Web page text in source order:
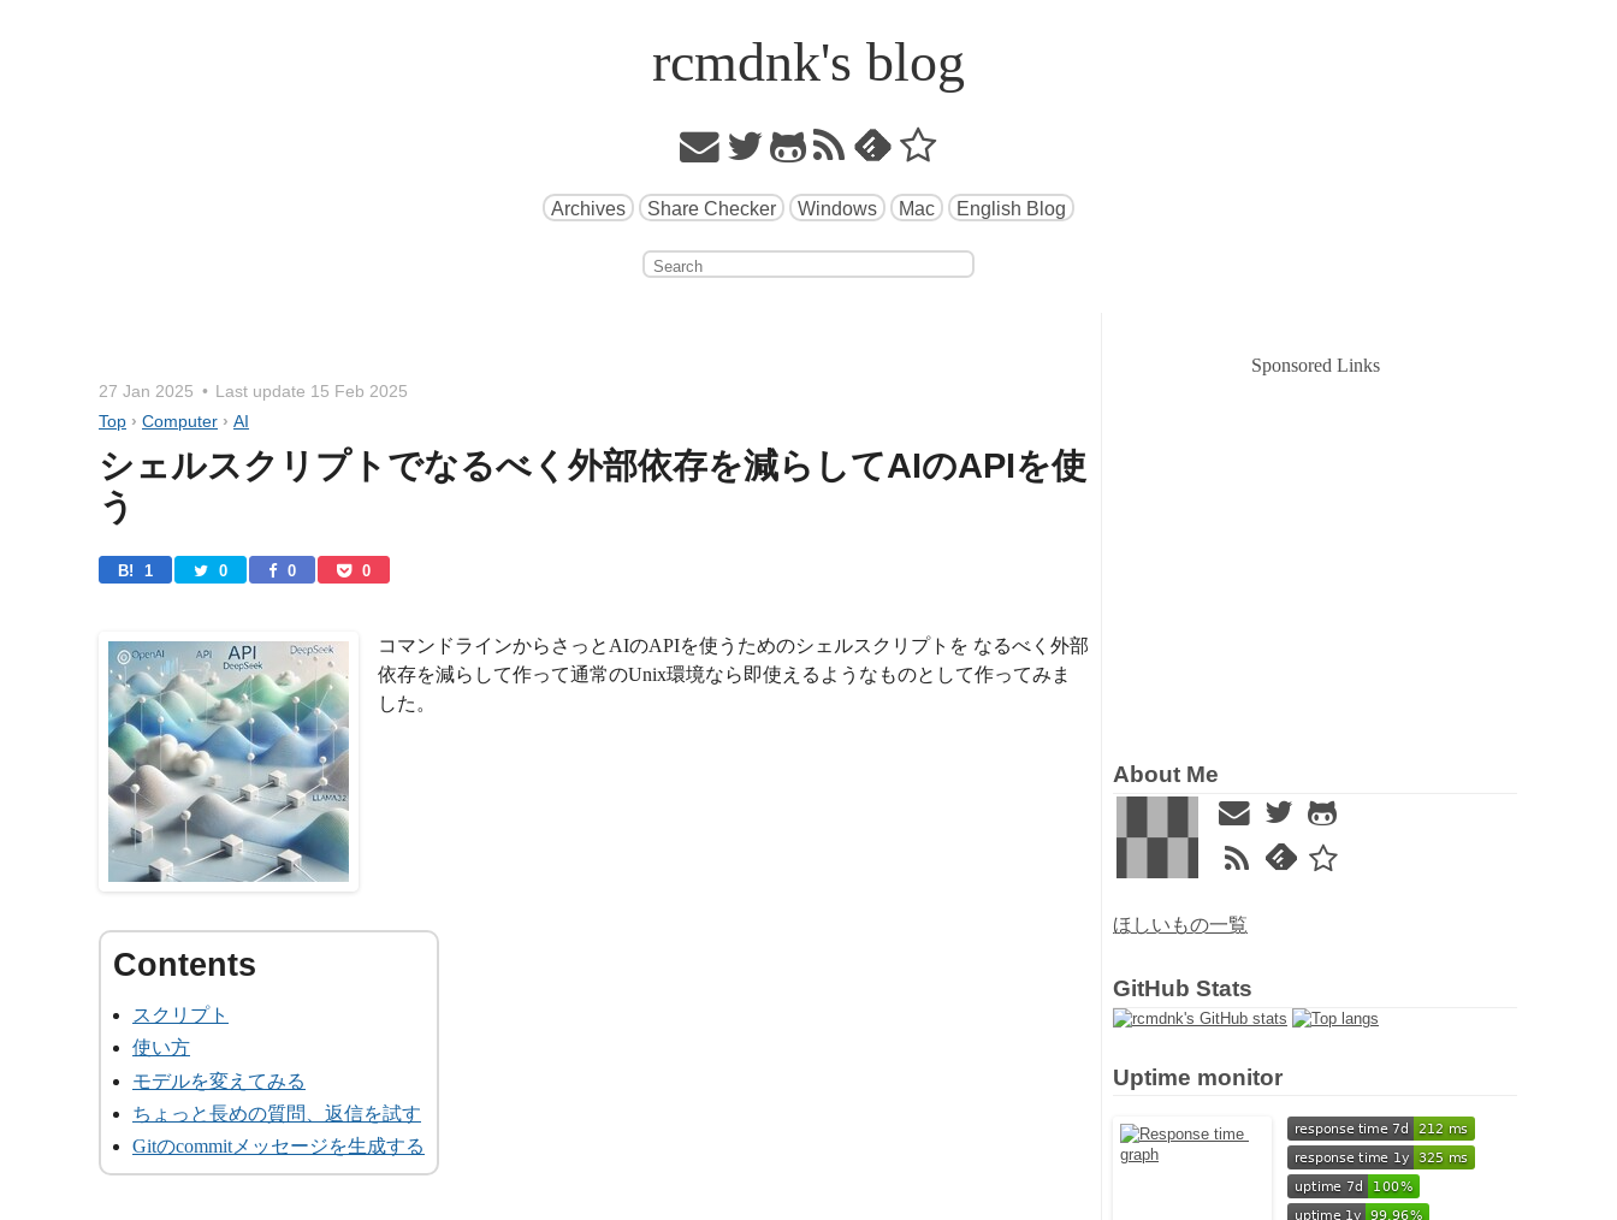
rcmdnk's blog
Archives Share Checker Windows Mac English Blog
27 Jan 2025 Last update 15 Feb 2025
Top › Computer › AI
シェルスクリプトでなるべく外部依存を減らしてAIのAPIを使
う
B! 1 0 0 0
コマンドラインからさっとAIのAPIを使うためのシェルスクリプトを なるべく外部
依存を減らして作って通常のUnix環境なら即使えるようなものとして作ってみま
した。
スクリプト
使い方
モデルを変えてみる
ちょっと長めの質問、返信を試す
Gitのcommitメッセージを生成する
Sponsored Links
About Me
ほしいもの一覧
GitHub Stats
Uptime monitor